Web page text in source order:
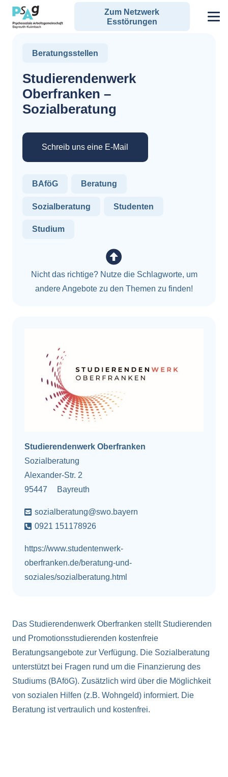
Zum Netzwerk
Esstörungen
Beratungsstellen
Studierendenwerk
Oberfranken –
Sozialberatung
Schreib uns eine E-Mail
BAföG Beratung
Sozialberatung Studenten
Studium
Nicht das richtige? Nutze die Schlagworte, um
andere Angebote zu den Themen zu finden!
Studierendenwerk Oberfranken
Sozialberatung
Alexander-Str. 2
95447
Bayreuth
sozialberatung@swo.bayern
0921 151178926
https://www.studentenwerk-
oberfranken.de/beratung-und-
soziales/sozialberatung.html
Das Studierendenwerk Oberfranken stellt Studierenden
und Promotionsstudierenden kostenfreie
Beratungsangebote zur Verfügung. Die Sozialberatung
unterstützt bei Fragen rund um die Finanzierung des
Studiums (BAföG). Zusätzlich wird über die Möglichkeit
von sozialen Hilfen (z.B. Wohngeld) informiert. Die
Beratung ist vertraulich und kostenfrei.